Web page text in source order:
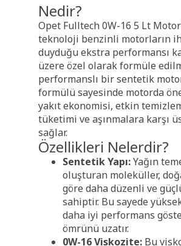
Nedir?
Opet Fulltech 0W-16 5 Lt Motor
teknoloji benzinli motorların
duyduğu ekstra performansı
üzere özel olarak formüle
performanslı bir sentetik motor
formülü sayesinde motorda
yakıt ekonomisi, etkin
tüketimi ve aşınmalara karşı
sağlar.
Özellikleri Nelerdir?
Sentetik Yapı:Yağın
oluşturan moleküller,
göre daha düzenli ve
sahiptir. Bu sayede
daha iyi performans
ömrünü uzatır.
0W-16 Viskozite: Bu